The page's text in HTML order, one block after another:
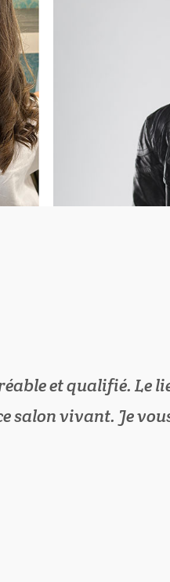
et qualifié. Le
salon vivant. Je